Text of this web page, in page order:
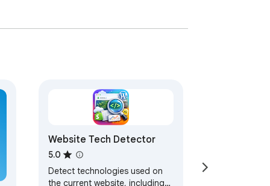
el cliente
y marketers. Ya sea
Website Tech Detector
5.0
Detect technologies used on
the current website, including